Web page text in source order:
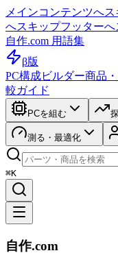
メインコンテンツへ
へスキップフッターへ
自作.com 用語集
β版
PC構成ビルダー商品
較ガイド
PCを組む
測る・最適化
⌘K
自作.com